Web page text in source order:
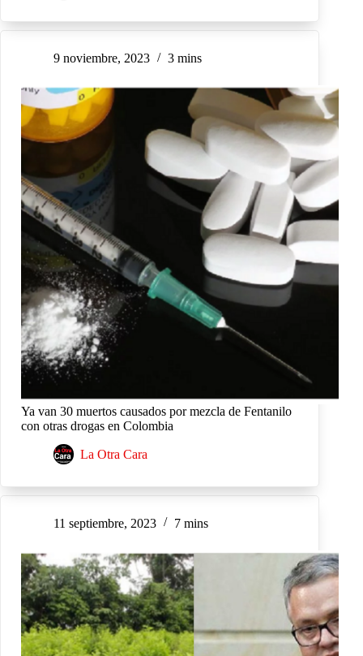
9 noviembre, 2023 3 mins
Ya van 30 muertos causados por mezcla de Fentanilo
con otras drogas en Colombia
La Otra Cara
11 septiembre, 2023 7 mins